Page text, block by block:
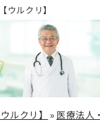
ルクリ】
ルクリ】 » 医療法人